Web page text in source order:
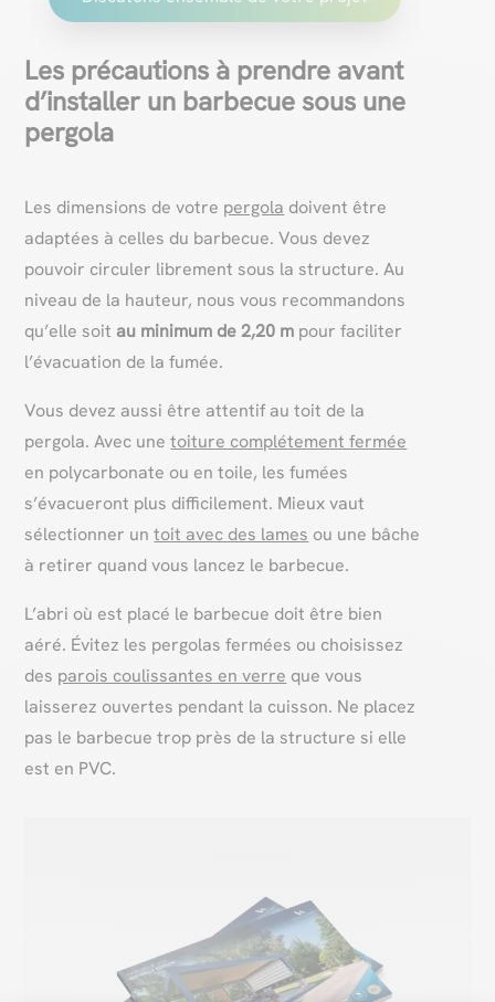
Les précautions à prendre avant
d’installer un barbecue sous une
pergola
Les dimensions de votre pergola doivent être
adaptées à celles du barbecue. Vous devez
pouvoir circuler librement sous la structure. Au
niveau de la hauteur, nous vous recommandons
qu’elle soit au minimum de 2,20 m pour faciliter
l’évacuation de la fumée.
Vous devez aussi être attentif au toit de la
pergola. Avec unetoiture complétement fermée
en polycarbonate ou en toile, les fumées
s’évacueront plus difficilement. Mieux vaut
sélectionner untoit avec des lames ou une bâche
à retirer quand vous lancez le barbecue.
L’abri où est placé le barbecue doit être bien
aéré. Évitez les pergolas fermées ou choisissez
des parois coulissantes en verre que vous
laisserez ouvertes pendant la cuisson. Ne placez
pas le barbecue trop près de la structure si elle
est en PVC.